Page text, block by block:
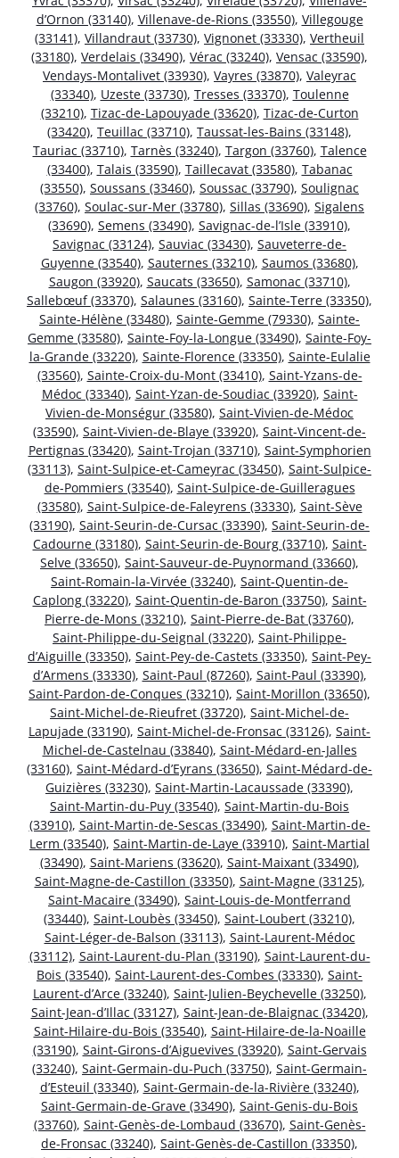
d’Ornon (33140), Villenave-de-Rions (33550), Villegouge
(33141), Villandraut (33730), Vignonet (33330), Vertheuil
(33180), Verdelais (33490), Vérac (33240), Vensac (33590),
Vendays-Montalivet (33930), Vayres (33870), Valeyrac
(33340), Uzeste (33730), Tresses (33370), Toulenne
(33210), Tizac-de-Lapouyade (33620), Tizac-de-Curton
(33420), Teuillac (33710), Taussat-les-Bains (33148),
Tauriac (33710), Tarnès (33240), Targon (33760), Talence
(33400), Talais (33590), Taillecavat (33580), Tabanac
(33550), Soussans (33460), Soussac (33790), Soulignac
(33760), Soulac-sur-Mer (33780), Sillas (33690), Sigalens
(33690), Semens (33490), Savignac-de-l’Isle (33910),
Savignac (33124), Sauviac (33430), Sauveterre-de-
Guyenne (33540), Sauternes (33210), Saumos (33680),
Saugon (33920), Saucats (33650), Samonac (33710),
Sallebœuf (33370), Salaunes (33160), Sainte-Terre (33350),
Sainte-Hélène (33480), Sainte-Gemme (79330), Sainte-
Gemme (33580), Sainte-Foy-la-Longue (33490), Sainte-Foy-
la-Grande (33220), Sainte-Florence (33350), Sainte-Eulalie
(33560), Sainte-Croix-du-Mont (33410), Saint-Yzans-de-
Médoc (33340), Saint-Yzan-de-Soudiac (33920), Saint-
Vivien-de-Monségur (33580), Saint-Vivien-de-Médoc
(33590), Saint-Vivien-de-Blaye (33920), Saint-Vincent-de-
Pertignas (33420), Saint-Trojan (33710), Saint-Symphorien
(33113), Saint-Sulpice-et-Cameyrac (33450), Saint-Sulpice-
de-Pommiers (33540), Saint-Sulpice-de-Guilleragues
(33580), Saint-Sulpice-de-Faleyrens (33330), Saint-Sève
(33190), Saint-Seurin-de-Cursac (33390), Saint-Seurin-de-
Cadourne (33180), Saint-Seurin-de-Bourg (33710), Saint-
Selve (33650), Saint-Sauveur-de-Puynormand (33660),
Saint-Romain-la-Virvée (33240), Saint-Quentin-de-
Caplong (33220), Saint-Quentin-de-Baron (33750), Saint-
Pierre-de-Mons (33210), Saint-Pierre-de-Bat (33760),
Saint-Philippe-du-Seignal (33220), Saint-Philippe-
d’Aiguille (33350), Saint-Pey-de-Castets (33350), Saint-Pey-
d’Armens (33330), Saint-Paul (87260), Saint-Paul (33390),
Saint-Pardon-de-Conques (33210), Saint-Morillon (33650),
Saint-Michel-de-Rieufret (33720), Saint-Michel-de-
Lapujade (33190), Saint-Michel-de-Fronsac (33126), Saint-
Michel-de-Castelnau (33840), Saint-Médard-en-Jalles
(33160), Saint-Médard-d’Eyrans (33650), Saint-Médard-de-
Guizières (33230), Saint-Martin-Lacaussade (33390),
Saint-Martin-du-Puy (33540), Saint-Martin-du-Bois
(33910), Saint-Martin-de-Sescas (33490), Saint-Martin-de-
Lerm (33540), Saint-Martin-de-Laye (33910), Saint-Martial
(33490), Saint-Mariens (33620), Saint-Maixant (33490),
Saint-Magne-de-Castillon (33350), Saint-Magne (33125),
Saint-Macaire (33490), Saint-Louis-de-Montferrand
(33440), Saint-Loubès (33450), Saint-Loubert (33210),
Saint-Léger-de-Balson (33113), Saint-Laurent-Médoc
(33112), Saint-Laurent-du-Plan (33190), Saint-Laurent-du-
Bois (33540), Saint-Laurent-des-Combes (33330), Saint-
Laurent-d’Arce (33240), Saint-Julien-Beychevelle (33250),
Saint-Jean-d’Illac (33127), Saint-Jean-de-Blaignac (33420),
Saint-Hilaire-du-Bois (33540), Saint-Hilaire-de-la-Noaille
(33190), Saint-Girons-d’Aiguevives (33920), Saint-Gervais
(33240), Saint-Germain-du-Puch (33750), Saint-Germain-
d’Esteuil (33340), Saint-Germain-de-la-Rivière (33240),
Saint-Germain-de-Grave (33490), Saint-Genis-du-Bois
(33760), Saint-Genès-de-Lombaud (33670), Saint-Genès-
de-Fronsac (33240), Saint-Genès-de-Castillon (33350),